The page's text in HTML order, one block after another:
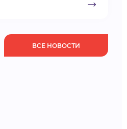
ВСЕ НОВОСТИ